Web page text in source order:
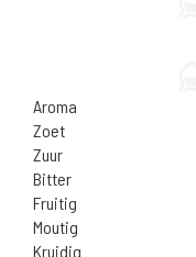
Aroma
Zoet
Zuur
Bitter
Fruitig
Moutig
Kruidig